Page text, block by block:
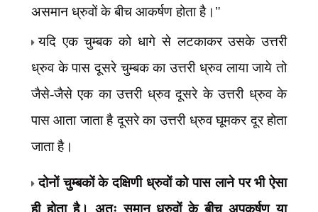
असमान ध्रुवों के बीच आकर्षण होता है।"
यदि एक चुम्बक को धागे से लटकाकर उसके उत्तरी
ध्रुव के पास दूसरे चुम्बक का उत्तरी ध्रुव लाया जाये तो
जैसे-जैसे एक का उत्तरी ध्रुव दूसरे के उत्तरी ध्रुव के
पास आता जाता है दूसरे का उत्तरी ध्रुव घूमकर दूर होता
जाता है।
दोनों चुम्बकों के दक्षिणी ध्रुवों को पास लाने पर भी ऐसा
ही होता है। अतः समान ध्रुवों के बीच अपकर्षण या